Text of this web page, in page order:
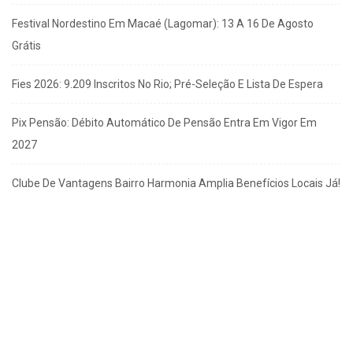
Festival Nordestino Em Macaé (Lagomar): 13 A 16 De Agosto
Grátis
Fies 2026: 9.209 Inscritos No Rio; Pré-Seleção E Lista De Espera
Pix Pensão: Débito Automático De Pensão Entra Em Vigor Em
2027
Clube De Vantagens Bairro Harmonia Amplia Benefícios Locais Já!